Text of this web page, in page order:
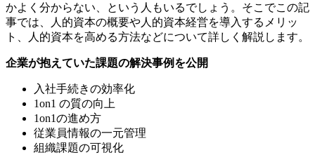
かよく分からない、という人もいるでしょう。そこでこの記
事では、人的資本の概要や人的資本経営を導入するメリッ
ト、人的資本を高める方法などについて詳しく解説します。
企業が抱えていた課題の解決事例を公開
入社手続きの効率化
1on1 の質の向上
1on1の進め方
従業員情報の一元管理
組織課題の可視化